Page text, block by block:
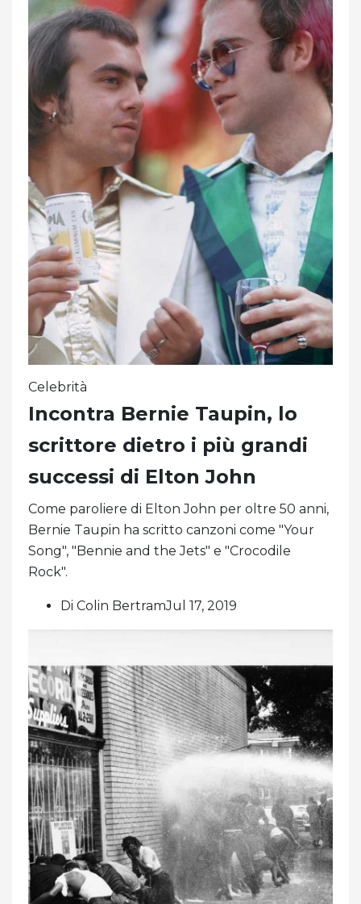
Celebrità
Incontra Bernie Taupin, lo
scrittore dietro i più grandi
successi di Elton John
Come paroliere di Elton John per oltre 50 anni,
Bernie Taupin ha scritto canzoni come "Your
Song", "Bennie and the Jets" e "Crocodile
Rock".
Di Colin BertramJul 17, 2019